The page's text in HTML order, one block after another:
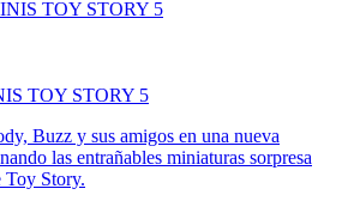
TOY STORY 5
Buzz y sus amigos en una nueva
las entrañables miniaturas sorpresa
Story.